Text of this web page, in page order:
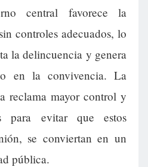
central favorece la
controles adecuados, lo
la delincuencia y genera
en la convivencia. La
reclama mayor control y
para evitar que estos
se conviertan en un
pública.